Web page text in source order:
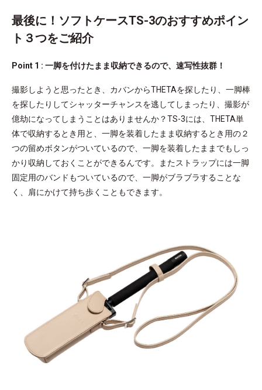
最後に！ソフトケースTS-3のおすすめポイン
ト３つをご紹介
Point 1 : 一脚を付けたまま収納できるので、速写性抜群！
撮影しようと思ったとき、カバンからTHETAを探したり、一脚棒
を探したりしてシャッターチャンスを逃してしまったり、撮影が
億劫になってしまうことはありませんか？TS-3には、THETA単
体で収納するとき用と、一脚を装着したまま収納するとき用の２
つの留めボタンがついているので、一脚を装着したままでもしっ
かり収納しておくことができるんです。またストラップには一脚
固定用のバンドもついているので、一脚がブラブラすることな
く、肩にかけて持ち歩くこともできます。